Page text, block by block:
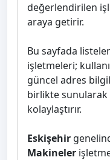
değerlendirilen
araya getirir.
Bu sayfada
işletmeleri;
güncel adres
birlikte sunularak
kolaylaştırır.
Eskişehir
Makineler